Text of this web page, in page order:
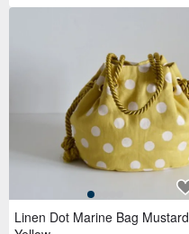
Linen Dot Marine Bag Mustard